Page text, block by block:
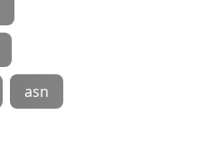
asn